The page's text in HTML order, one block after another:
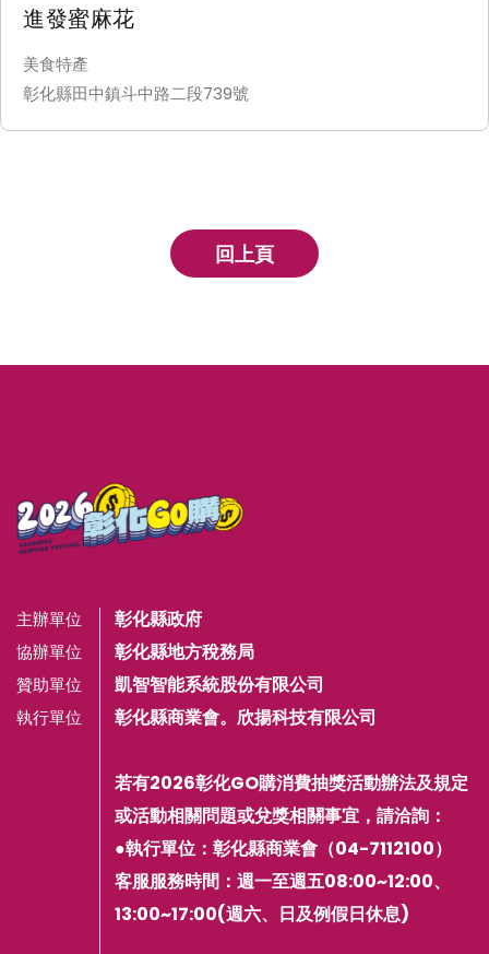
進發蜜麻花
美食特產
彰化縣田中鎮斗中路二段739號
回上頁
主辦單位 彰化縣政府
協辦單位 彰化縣地方稅務局
贊助單位 凱智智能系統股份有限公司
執行單位 彰化縣商業會。欣揚科技有限公司
若有2026彰化GO購消費抽獎活動辦法及規定
或活動相關問題或兌獎相關事宜，請洽詢：
●執行單位：彰化縣商業會（04-7112100）
客服服務時間：週一至週五08:00~12:00、
13:00~17:00(週六、日及例假日休息)